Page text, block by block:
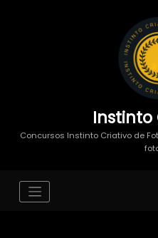
Instinto
Concursos Instinto Criativo de